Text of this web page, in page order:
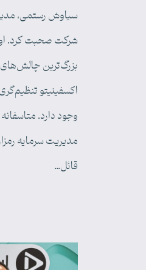
سیاوش رستمی،
شرکت صحبت کرد.
بزرگ‌ترین
اکسفینیتو
وجود دارد.
مدیریت سرمایه
قائل…